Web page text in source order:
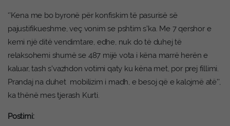
‘’Kena me bo byronë për konfiskim të pasurisë së
pajustifikueshme, veç vonim se pshtim s’ka. Me 7 qershor e
kemi një ditë vendimtare, edhe, nuk do të duhej të
relaksohemi shumë se 487 mijë vota i këna marrë herën e
kaluar, tash s’vazhdon votimi qaty ku këna met, por prej fillimi.
Prandaj na duhet mobilizim i madh, e besoj që e kalojmë atë’’,
ka thënë mes tjerash Kurti.
Postimi: